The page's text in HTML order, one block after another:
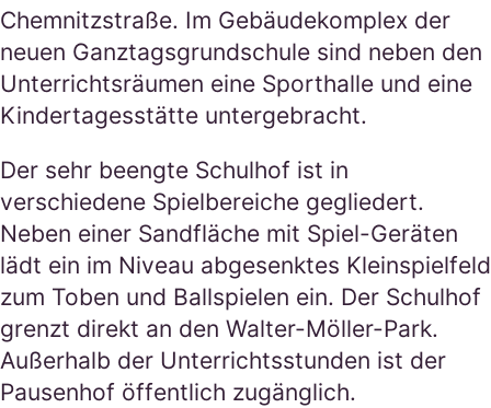
Chemnitzstraße. Im Gebäudekomplex der
neuen Ganztagsgrundschule sind neben den
Unterrichtsräumen eine Sporthalle und eine
Kindertagesstätte untergebracht.
Der sehr beengte Schulhof ist in
verschiedene Spielbereiche gegliedert.
Neben einer Sandfläche mit Spiel-Geräten
lädt ein im Niveau abgesenktes Kleinspielfeld
zum Toben und Ballspielen ein. Der Schulhof
grenzt direkt an den Walter-Möller-Park.
Außerhalb der Unterrichtsstunden ist der
Pausenhof öffentlich zugänglich.